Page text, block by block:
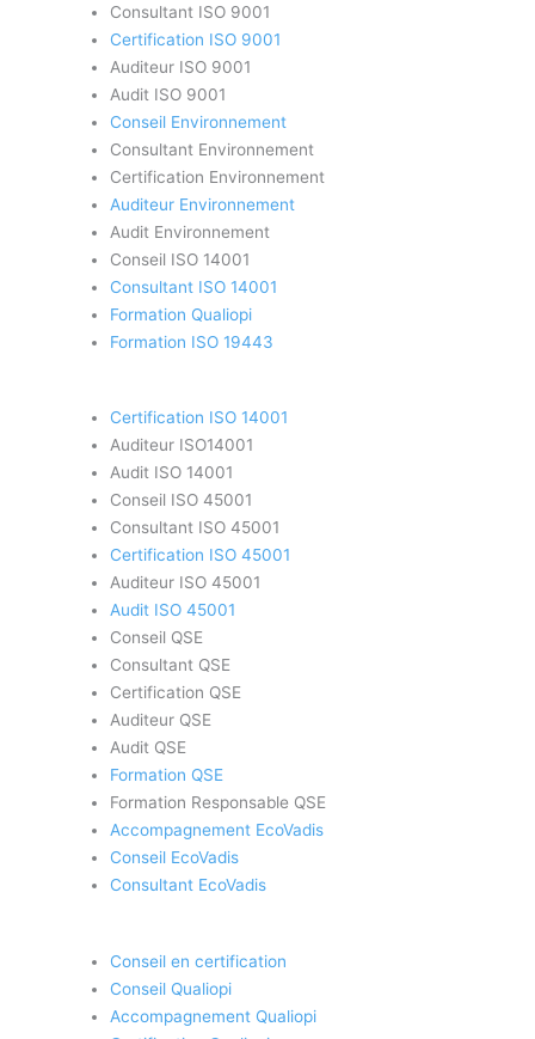
Consultant ISO 9001
Certification ISO 9001
Auditeur ISO 9001
Audit ISO 9001
Conseil Environnement
Consultant Environnement
Certification Environnement
Auditeur Environnement
Audit Environnement
Conseil ISO 14001
Consultant ISO 14001
Formation Qualiopi
Formation ISO 19443
Certification ISO 14001
Auditeur ISO14001
Audit ISO 14001
Conseil ISO 45001
Consultant ISO 45001
Certification ISO 45001
Auditeur ISO 45001
Audit ISO 45001
Conseil QSE
Consultant QSE
Certification QSE
Auditeur QSE
Audit QSE
Formation QSE
Formation Responsable QSE
Accompagnement EcoVadis
Conseil EcoVadis
Consultant EcoVadis
Conseil en certification
Conseil Qualiopi
Accompagnement Qualiopi